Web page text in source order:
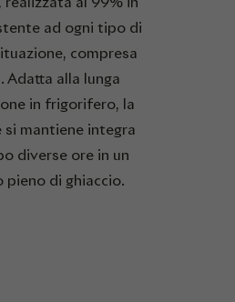
ad ogni tipo di
compresa
Adatta alla lunga
in frigorifero, la
si mantiene integra
diverse ore in un
pieno di ghiaccio.